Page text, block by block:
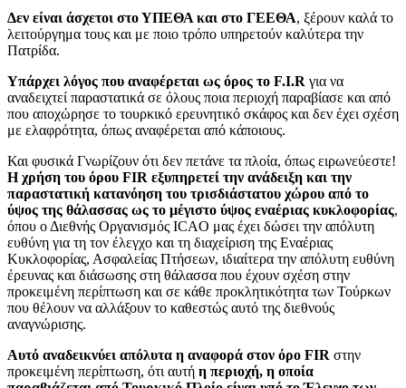
Δεν είναι άσχετοι στο ΥΠΕΘΑ και στο ΓΕΕΘΑ, ξέρουν καλά το
λειτούργημα τους και με ποιο τρόπο υπηρετούν καλύτερα την
Πατρίδα.
Υπάρχει λόγος που αναφέρεται ως όρος το F.I.R για να
αναδειχτεί παραστατικά σε όλους ποια περιοχή παραβίασε και από
που αποχώρησε το τουρκικό ερευνητικό σκάφος και δεν έχει σχέση
με ελαφρότητα, όπως αναφέρεται από κάποιους.
Και φυσικά Γνωρίζουν ότι δεν πετάνε τα πλοία, όπως ειρωνεύεστε!
Η χρήση του όρου FIR εξυπηρετεί την ανάδειξη και την
παραστατική κατανόηση του τρισδιάστατου χώρου από το
ύψος της θάλασσας ως το μέγιστο ύψος εναέριας κυκλοφορίας,
όπου ο Διεθνής Οργανισμός ICAO μας έχει δώσει την απόλυτη
ευθύνη για τη τον έλεγχο και τη διαχείριση της Εναέριας
Κυκλοφορίας, Ασφαλείας Πτήσεων, ιδιαίτερα την απόλυτη ευθύνη
έρευνας και διάσωσης στη θάλασσα που έχουν σχέση στην
προκειμένη περίπτωση και σε κάθε προκλητικότητα των Τούρκων
που θέλουν να αλλάξουν το καθεστώς αυτό της διεθνούς
αναγνώρισης.
Αυτό αναδεικνύει απόλυτα η αναφορά στον όρο FIR στην
προκειμένη περίπτωση, ότι αυτή η περιοχή, η οποία